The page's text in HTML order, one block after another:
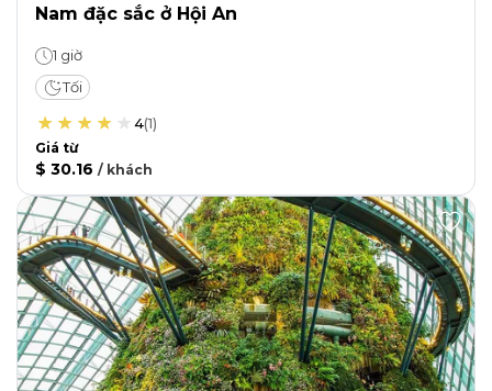
Nam đặc sắc ở Hội An
1 giờ
Tối
4(1)
Giá từ
$ 30.16 / khách